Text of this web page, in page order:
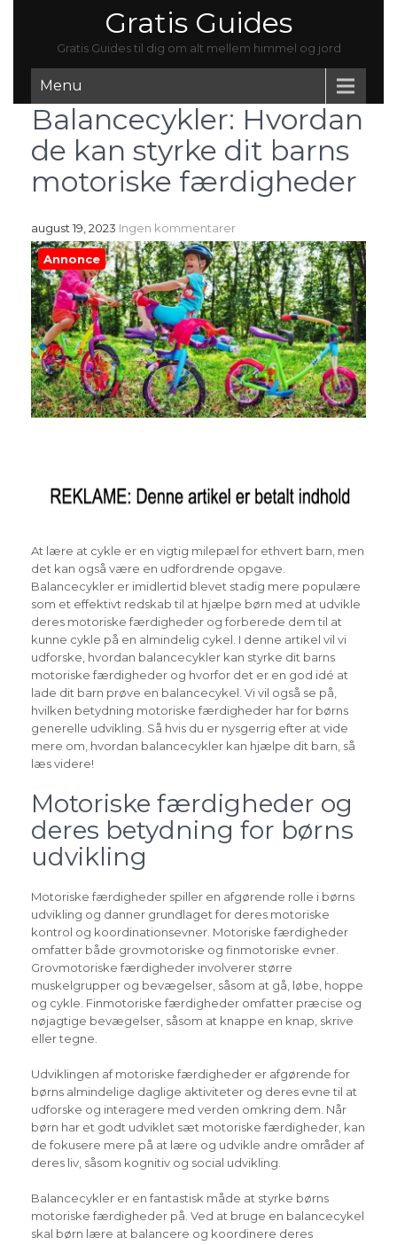
Gratis Guides
Gratis Guides til dig om alt mellem himmel og jord
Menu
Balancecykler: Hvordan
de kan styrke dit barns
motoriske færdigheder
august 19, 2023 Ingen kommentarer
Annonce
At lære at cykle er en vigtig milepæl for ethvert barn, men
det kan også være en udfordrende opgave.
Balancecykler er imidlertid blevet stadig mere populære
som et effektivt redskab til at hjælpe børn med at udvikle
deres motoriske færdigheder og forberede dem til at
kunne cykle på en almindelig cykel. I denne artikel vil vi
udforske, hvordan balancecykler kan styrke dit barns
motoriske færdigheder og hvorfor det er en god idé at
lade dit barn prøve en balancecykel. Vi vil også se på,
hvilken betydning motoriske færdigheder har for børns
generelle udvikling. Så hvis du er nysgerrig efter at vide
mere om, hvordan balancecykler kan hjælpe dit barn, så
læs videre!
Motoriske færdigheder og
deres betydning for børns
udvikling
Motoriske færdigheder spiller en afgørende rolle i børns
udvikling og danner grundlaget for deres motoriske
kontrol og koordinationsevner. Motoriske færdigheder
omfatter både grovmotoriske og finmotoriske evner.
Grovmotoriske færdigheder involverer større
muskelgrupper og bevægelser, såsom at gå, løbe, hoppe
og cykle. Finmotoriske færdigheder omfatter præcise og
nøjagtige bevægelser, såsom at knappe en knap, skrive
eller tegne.
Udviklingen af motoriske færdigheder er afgørende for
børns almindelige daglige aktiviteter og deres evne til at
udforske og interagere med verden omkring dem. Når
børn har et godt udviklet sæt motoriske færdigheder, kan
de fokusere mere på at lære og udvikle andre områder af
deres liv, såsom kognitiv og social udvikling.
Balancecykler er en fantastisk måde at styrke børns
motoriske færdigheder på. Ved at bruge en balancecykel
skal børn lære at balancere og koordinere deres